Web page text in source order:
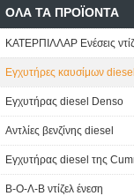
ΌΛΑ ΤΑ ΠΡΟΪΌΝΤΑ
ΚΑΤΕΡΠΙΛΛΑΡ Ενέσεις
Εγχυτήρες καυσίμων
Εγχυτήρας diesel Denso
Αντλίες βενζίνης diesel
Εγχυτήρας diesel της
Β-Ο-Λ-Β ντίζελ ένεση